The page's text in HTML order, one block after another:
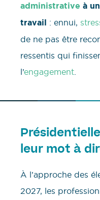
administrative à
travail : ennui,
de ne pas être
ressentis qui
l’engagement.
leur mot à
À l’approche des
2027, les